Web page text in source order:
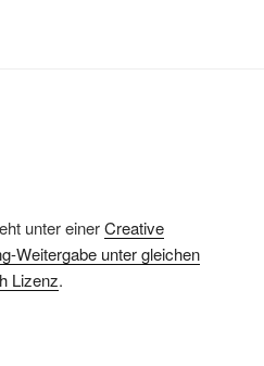
unter einerCreative
Weitergabe unter gleichen
Lizenz.